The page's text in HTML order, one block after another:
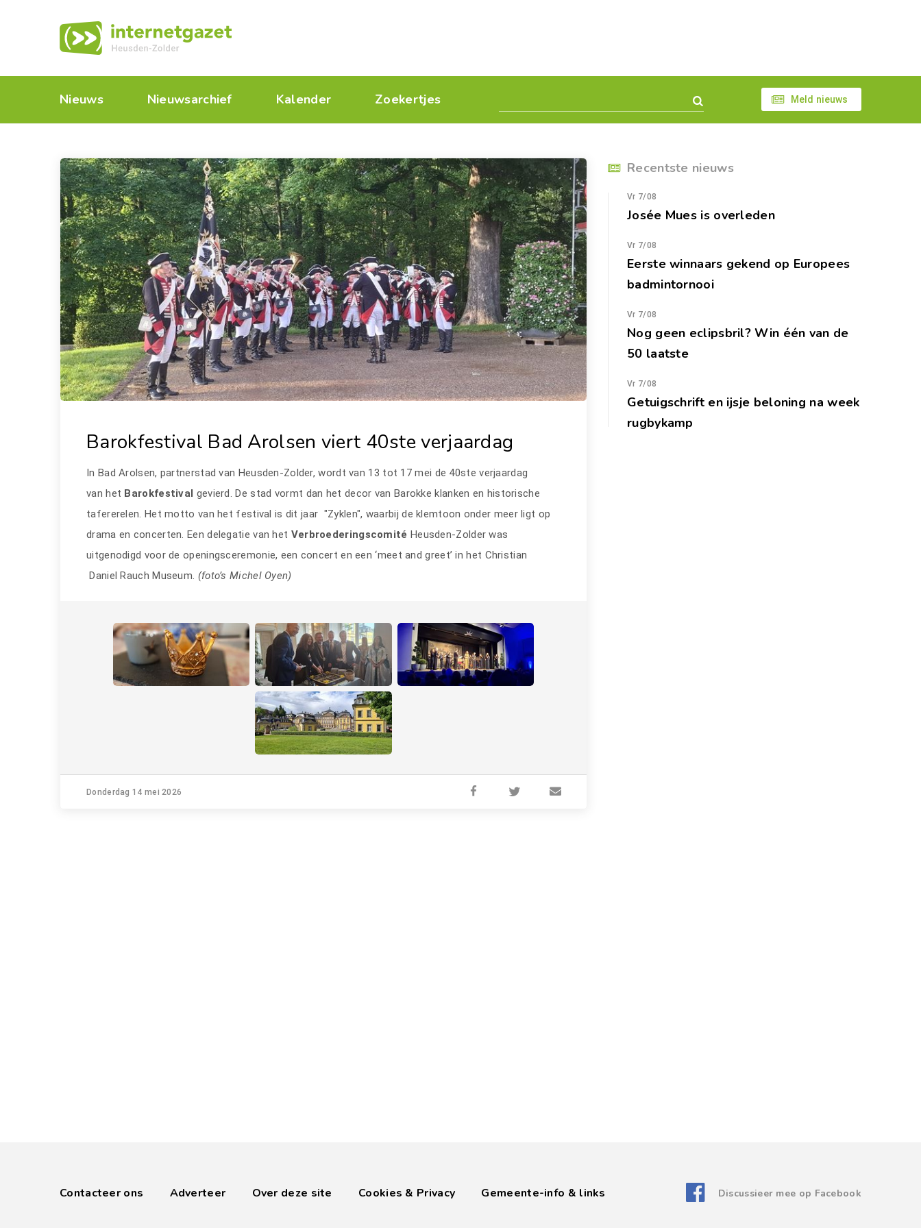
Nieuws Nieuwsarchief Kalender Zoekertjes Meld nieuws
Barokfestival Bad Arolsen viert 40ste verjaardag
In Bad Arolsen, partnerstad van Heusden-Zolder, wordt van 13 tot 17 mei de 40ste verjaardag
van het Barokfestival gevierd. De stad vormt dan het decor van Barokke klanken en historische
tafererelen. Het motto van het festival is dit jaar "Zyklen", waarbij de klemtoon onder meer ligt op
drama en concerten. Een delegatie van het Verbroederingscomité Heusden-Zolder was
uitgenodigd voor de openingsceremonie, een concert en een ‘meet and greet’ in het Christian
Daniel Rauch Museum. (foto’s Michel Oyen)
Donderdag 14 mei 2026
Recentste nieuws
Vr 7/08
Josée Mues is overleden
Vr 7/08
Eerste winnaars gekend op Europees
badmintornooi
Vr 7/08
Nog geen eclipsbril? Win één van de
50 laatste
Vr 7/08
Getuigschrift en ijsje beloning na week
rugbykamp
Contacteer ons Adverteer Over deze site Cookies & Privacy Gemeente-info & links Discussieer mee op Facebook